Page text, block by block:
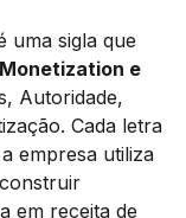
uma sigla que
e
Autoridade,
Cada letra
empresa utiliza
em receita de